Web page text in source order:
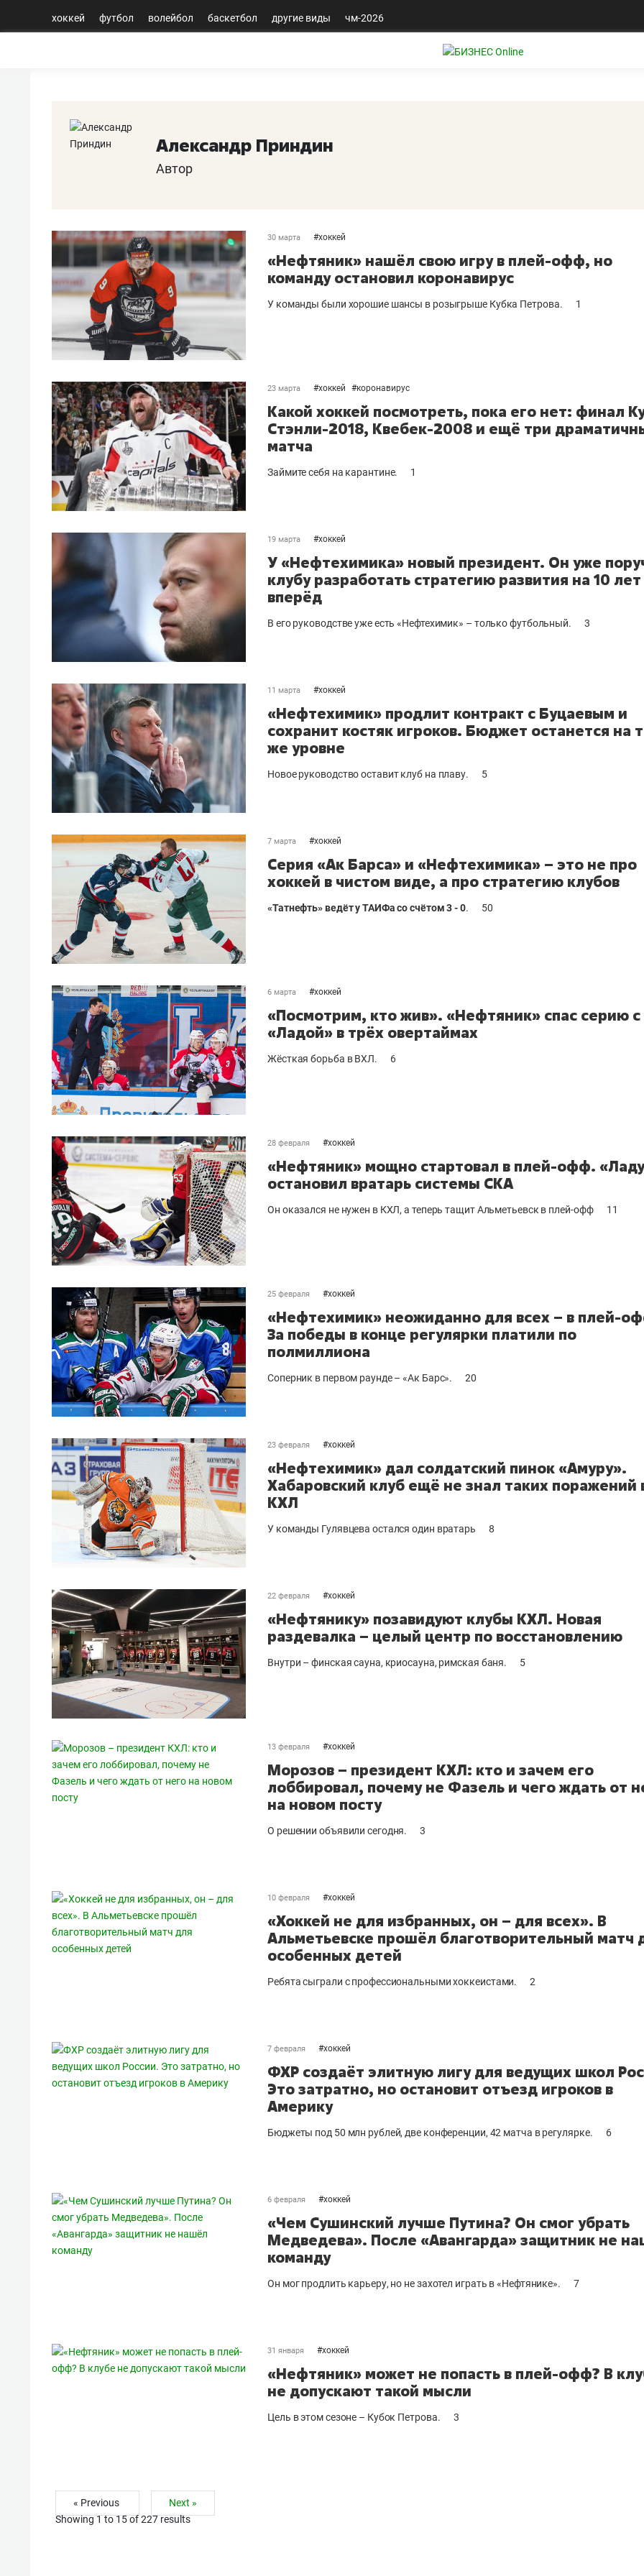
хоккей футбол волейбол баскетбол другие виды чм-2026
Александр Приндин
Автор
30 марта #хоккей
«Нефтяник» нашёл свою игру в плей-офф, но
команду остановил коронавирус
У команды были хорошие шансы в розыгрыше Кубка Петрова. 1
23 марта #хоккей #коронавирус
Какой хоккей посмотреть, пока его нет: финал
Стэнли-2018, Квебек-2008 и ещё три
матча
Займите себя на карантине. 1
19 марта #хоккей
У «Нефтехимика» новый президент. Он уже
клубу разработать стратегию развития на 10 лет
вперёд
В его руководстве уже есть «Нефтехимик» – только футбольный. 3
11 марта #хоккей
«Нефтехимик» продлит контракт с Буцаевым и
сохранит костяк игроков. Бюджет останется на
же уровне
Новое руководство оставит клуб на плаву. 5
7 марта #хоккей
Серия «Ак Барса» и «Нефтехимика» – это не про
хоккей в чистом виде, а про стратегию клубов
«Татнефть» ведёт у ТАИФа со счётом 3 - 0. 50
6 марта #хоккей
«Посмотрим, кто жив». «Нефтяник» спас серию с
«Ладой» в трёх овертаймах
Жёсткая борьба в ВХЛ. 6
28 февраля #хоккей
«Нефтяник» мощно стартовал в плей-офф.
остановил вратарь системы СКА
Он оказался не нужен в КХЛ, а теперь тащит Альметьевск в плей-офф 11
25 февраля #хоккей
«Нефтехимик» неожиданно для всех – в плей-
За победы в конце регулярки платили по
полмиллиона
Соперник в первом раунде – «Ак Барс». 20
23 февраля #хоккей
«Нефтехимик» дал солдатский пинок «Амуру».
Хабаровский клуб ещё не знал таких поражений
КХЛ
У команды Гулявцева остался один вратарь 8
22 февраля #хоккей
«Нефтянику» позавидуют клубы КХЛ. Новая
раздевалка – целый центр по восстановлению
Внутри – финская сауна, криосауна, римская баня. 5
13 февраля #хоккей
Морозов – президент КХЛ: кто и зачем его
лоббировал, почему не Фазель и чего ждать от
на новом посту
О решении объявили сегодня. 3
10 февраля #хоккей
«Хоккей не для избранных, он – для всех». В
Альметьевске прошёл благотворительный матч
особенных детей
Ребята сыграли с профессиональными хоккеистами. 2
7 февраля #хоккей
ФХР создаёт элитную лигу для ведущих школ
Это затратно, но остановит отъезд игроков в
Америку
Бюджеты под 50 млн рублей, две конференции, 42 матча в регулярке. 6
6 февраля #хоккей
«Чем Сушинский лучше Путина? Он смог убрать
Медведева». После «Авангарда» защитник не
команду
Он мог продлить карьеру, но не захотел играть в «Нефтянике». 7
31 января #хоккей
«Нефтяник» может не попасть в плей-офф? В
не допускают такой мысли
Цель в этом сезоне – Кубок Петрова. 3
« Previous
Next »
Showing1to15of227results